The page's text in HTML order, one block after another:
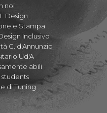
noi
Design
e Stampa
Inclusivo
G. d'Annunzio
Ud'A
abili
di Tuning